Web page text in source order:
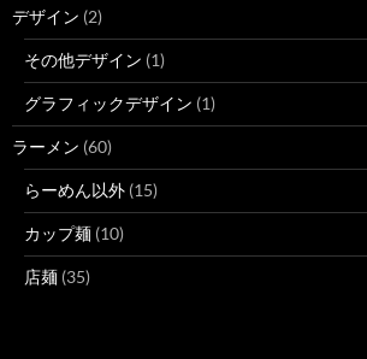
デザイン (2)
その他デザイン (1)
グラフィックデザイン (1)
ラーメン (60)
らーめん以外 (15)
カップ麺 (10)
店麺 (35)